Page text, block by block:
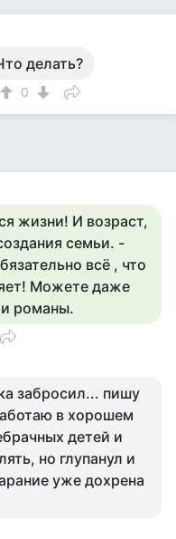
делать?
0
жизни! И возраст,
семьи. -
всё , что
Можете даже
романы.
забросил... пишу
в хорошем
детей и
но глупанул и
уже дохрена